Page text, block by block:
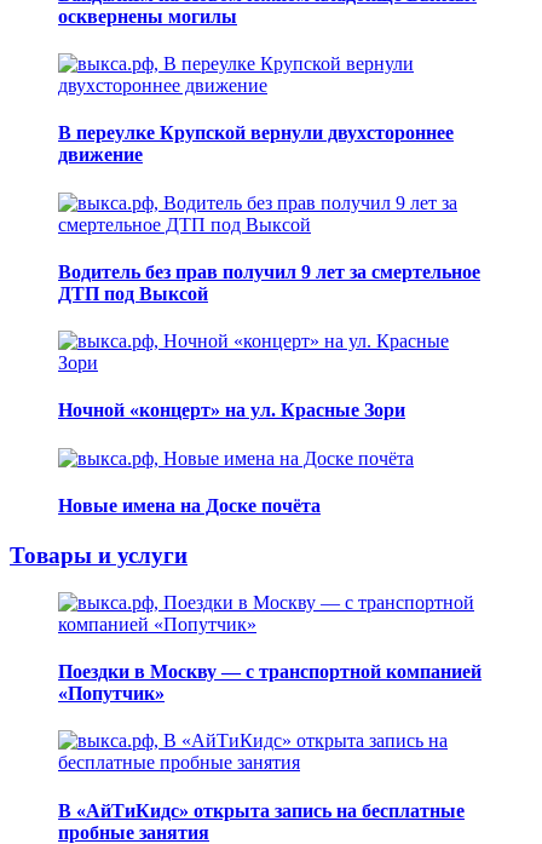
осквернены могилы
В переулке Крупской вернули двухстороннее
движение
Водитель без прав получил 9 лет за смертельное
ДТП под Выксой
Ночной «концерт» на ул. Красные Зори
Новые имена на Доске почёта
Товары и услуги
Поездки в Москву — с транспортной компанией
«Попутчик»
В «АйТиКидс» открыта запись на бесплатные
пробные занятия